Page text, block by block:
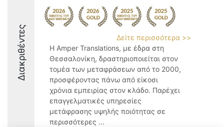
Διακριθέντες
Δείτε περισσότερα >>
Η Amper Translations, με έδρα στη
Θεσσαλονίκη, δραστηριοποιείται στον
τομέα των μεταφράσεων από το 2000,
προσφέροντας πάνω από είκοσι
χρόνια εμπειρίας στον κλάδο. Παρέχει
επαγγελματικές υπηρεσίες
μετάφρασης υψηλής ποιότητας σε
περισσότερες ...